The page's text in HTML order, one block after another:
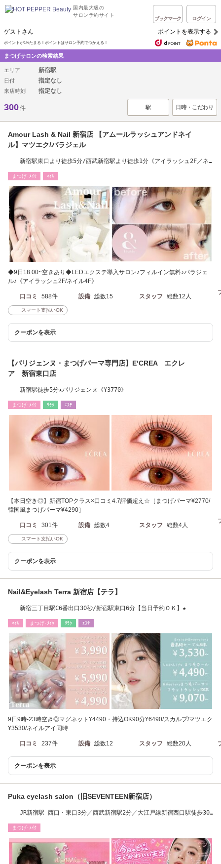
国内最大級の
サロン予約サイト
ブックマーク ログイン
ゲストさん ポイントを表示する
ポイントが1%たまる！ポイントはサロン予約でつかえる！
まつげサロンの検索結果
エリア 新宿駅
日付 指定なし
来店時刻 指定なし
300件 駅 日時・こだわり
Amour Lash & Nail 新宿店 【アムールラッシュアンドネイ
ル】マツエク/パラジェル
新宿駅東口より徒歩5分/西武新宿駅より徒歩1分《アイラッシュ2F／ネ
まつげ･ﾒｲｸ ﾈｲﾙ
◆9日18:00~空きあり◆LEDエクステ導入サロン♪フィルイン無料♪パラジェ
ル♪《アイラッシュ2F/ネイル4F》
口コミ 588件 設備 総数15 スタッフ 総数12人
スマート支払いOK
クーポンを表示
【パリジェンヌ・まつげパーマ専門店】E‘CREA エクレ
ア 新宿東口店
新宿駅徒歩5分★パリジェンヌ《¥3770》
まつげ･ﾒｲｸ ﾘﾗｸ ｴｽﾃ
【本日空き◎】新宿TOPクラス×口コミ4.7評価超え☆［まつげパーマ¥2770/
韓国風まつげパーマ¥4290］
口コミ 301件 設備 総数4 スタッフ 総数4人
スマート支払いOK
クーポンを表示
Nail&Eyelash Terra 新宿店【テラ】
新宿三丁目駅C6番出口30秒/新宿駅東口6分【当日予約ＯＫ】★
ﾈｲﾙ まつげ･ﾒｲｸ ﾘﾗｸ ｴｽﾃ
9日9時-23時空き◎マグネット¥4490・持込OK90分¥6490/スカルプ/マツエク
¥3530/ネイルアイ同時
口コミ 237件 設備 総数12 スタッフ 総数20人
クーポンを表示
Puka eyelash salon（旧SEVENTEEN新宿店）
JR新宿駅 西口・東口3分／西武新宿駅2分／大江戸線新宿西口駅徒歩30
まつげ･ﾒｲｸ